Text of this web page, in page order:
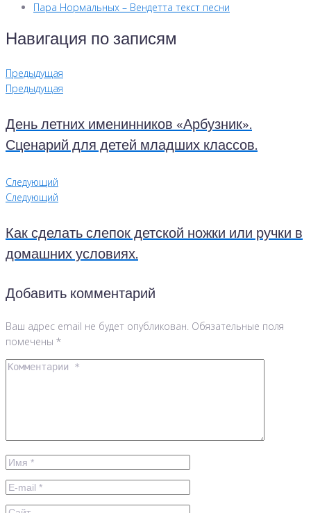
Пара Нормальных – Вендетта текст песни
Навигация по записям
Предыдущая
Предыдущая
День летних именинников «Арбузник».
Сценарий для детей младших классов.
Следующий
Следующий
Как сделать слепок детской ножки или ручки в
домашних условиях.
Добавить комментарий
Ваш адрес email не будет опубликован. Обязательные поля
помечены *